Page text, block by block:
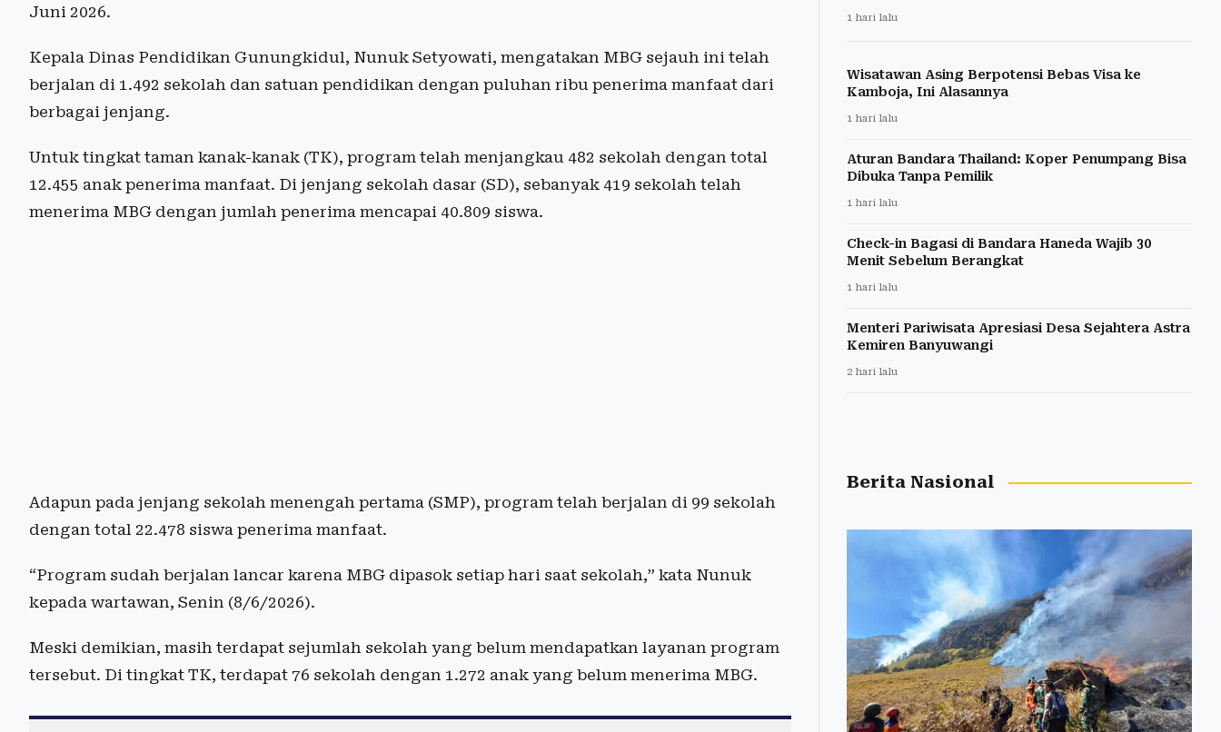
Juni 2026.
Kepala Dinas Pendidikan Gunungkidul, Nunuk Setyowati, mengatakan MBG sejauh ini telah
berjalan di 1.492 sekolah dan satuan pendidikan dengan puluhan ribu penerima manfaat dari
berbagai jenjang.
Untuk tingkat taman kanak-kanak (TK), program telah menjangkau 482 sekolah dengan total
12.455 anak penerima manfaat. Di jenjang sekolah dasar (SD), sebanyak 419 sekolah telah
menerima MBG dengan jumlah penerima mencapai 40.809 siswa.
Adapun pada jenjang sekolah menengah pertama (SMP), program telah berjalan di 99 sekolah
dengan total 22.478 siswa penerima manfaat.
“Program sudah berjalan lancar karena MBG dipasok setiap hari saat sekolah,” kata Nunuk
kepada wartawan, Senin (8/6/2026).
Meski demikian, masih terdapat sejumlah sekolah yang belum mendapatkan layanan program
tersebut. Di tingkat TK, terdapat 76 sekolah dengan 1.272 anak yang belum menerima MBG.
1 hari lalu
Wisatawan Asing Berpotensi Bebas Visa ke
Kamboja, Ini Alasannya
1 hari lalu
Aturan Bandara Thailand: Koper Penumpang Bisa
Dibuka Tanpa Pemilik
1 hari lalu
Check-in Bagasi di Bandara Haneda Wajib 30
Menit Sebelum Berangkat
1 hari lalu
Menteri Pariwisata Apresiasi Desa Sejahtera Astra
Kemiren Banyuwangi
2 hari lalu
Berita Nasional